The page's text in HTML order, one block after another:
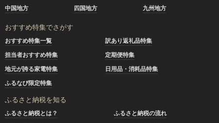
中国地方
四国地方 九州地方
おすすめ特集でさがす
おすすめ特集一覧
訳あり返礼品特集
担当者おすすめ特集
定期便特集
地元が誇る家電特集
日用品・消耗品特集
ふるなび限定特集
ふるさと納税を知る
ふるさと納税とは？
ふるさと納税の流れ